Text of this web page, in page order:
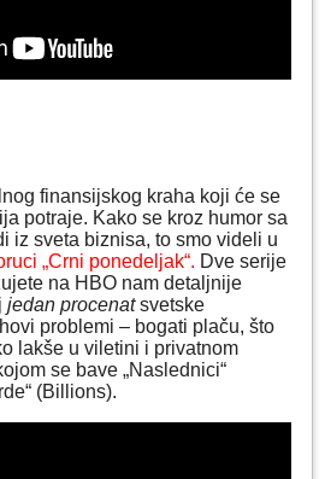
finansijskog kraha koji će se
potraje. Kako se kroz humor sa
iz sveta biznisa, to smo videli u
„Crni ponedeljak“. Dve serije
na HBO nam detaljnije
jedan procenatsvetske
problemi – bogati plaču, što
lakše u viletini i privatnom
se bave „Naslednici“
(Billions).